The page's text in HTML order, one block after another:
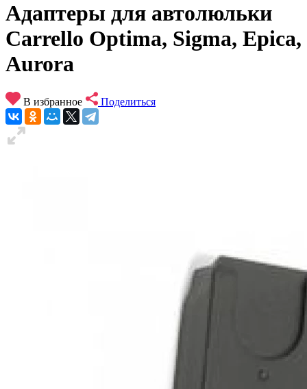
Адаптеры для автолюльки
Carrello Optima, Sigma, Epica,
Aurora
В избранное Поделиться